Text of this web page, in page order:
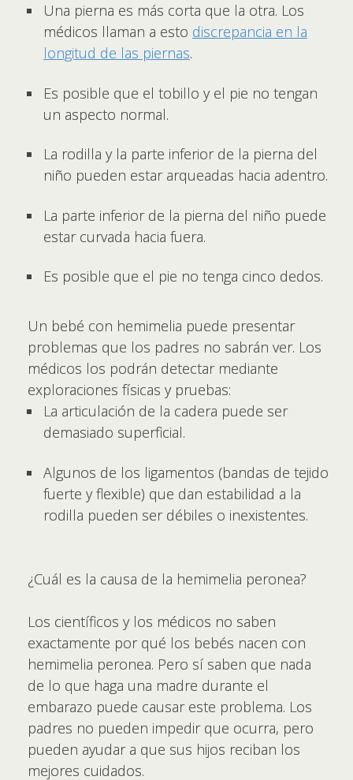
Una pierna es más corta que la otra. Los
médicos llaman a esto discrepancia en la
longitud de las piernas.
Es posible que el tobillo y el pie no tengan
un aspecto normal.
La rodilla y la parte inferior de la pierna del
niño pueden estar arqueadas hacia adentro.
La parte inferior de la pierna del niño puede
estar curvada hacia fuera.
Es posible que el pie no tenga cinco dedos.
Un bebé con hemimelia puede presentar
problemas que los padres no sabrán ver. Los
médicos los podrán detectar mediante
exploraciones físicas y pruebas:
La articulación de la cadera puede ser
demasiado superficial.
Algunos de los ligamentos (bandas de tejido
fuerte y flexible) que dan estabilidad a la
rodilla pueden ser débiles o inexistentes.
¿Cuál es la causa de la hemimelia peronea?
Los científicos y los médicos no saben
exactamente por qué los bebés nacen con
hemimelia peronea. Pero sí saben que nada
de lo que haga una madre durante el
embarazo puede causar este problema. Los
padres no pueden impedir que ocurra, pero
pueden ayudar a que sus hijos reciban los
mejores cuidados.